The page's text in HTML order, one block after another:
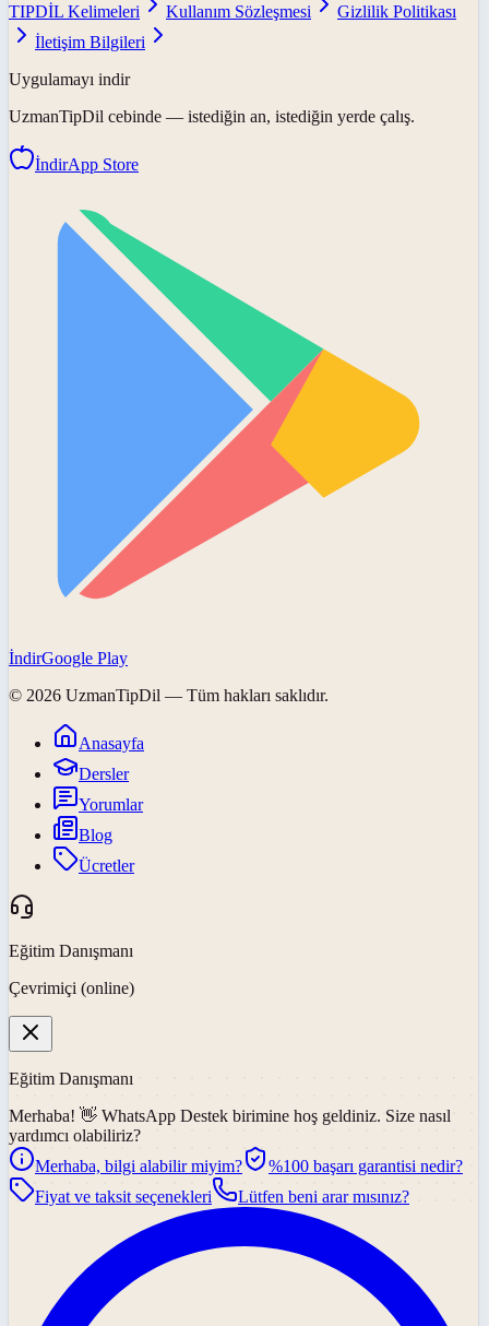
TIPDİL Kelimeleri
Kullanım Sözleşmesi
Gizlilik Politikası
İletişim Bilgileri
Uygulamayı indir
UzmanTipDil cebinde — istediğin an, istediğin yerde çalış.
İndirApp Store
İndirGoogle Play
© 2026 UzmanTipDil — Tüm hakları saklıdır.
Anasayfa
Dersler
Yorumlar
Blog
Ücretler
Eğitim Danışmanı
Çevrimiçi (online)
Eğitim Danışmanı
Merhaba! 👋 WhatsApp Destek birimine hoş geldiniz. Size nasıl
yardımcı olabiliriz?
Merhaba, bilgi alabilir miyim?
%100 başarı garantisi nedir?
Fiyat ve taksit seçenekleri
Lütfen beni arar mısınız?